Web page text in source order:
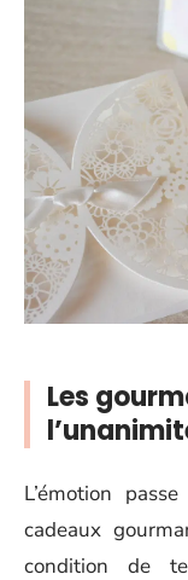
Les
L’émotion
cadeaux
condition de